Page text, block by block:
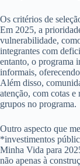
Os critérios de
Em 2025, a
vulnerabilidade,
integrantes com
entanto, o programa
informais,
Além disso,
atenção, com cotas e
grupos no programa.
Outro aspecto que
*investimentos
Minha Vida para
não apenas à